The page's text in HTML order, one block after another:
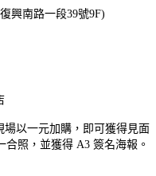
南路一段39號9F)
以一元加購，即可獲得見面
照，並獲得 A3 簽名海報。